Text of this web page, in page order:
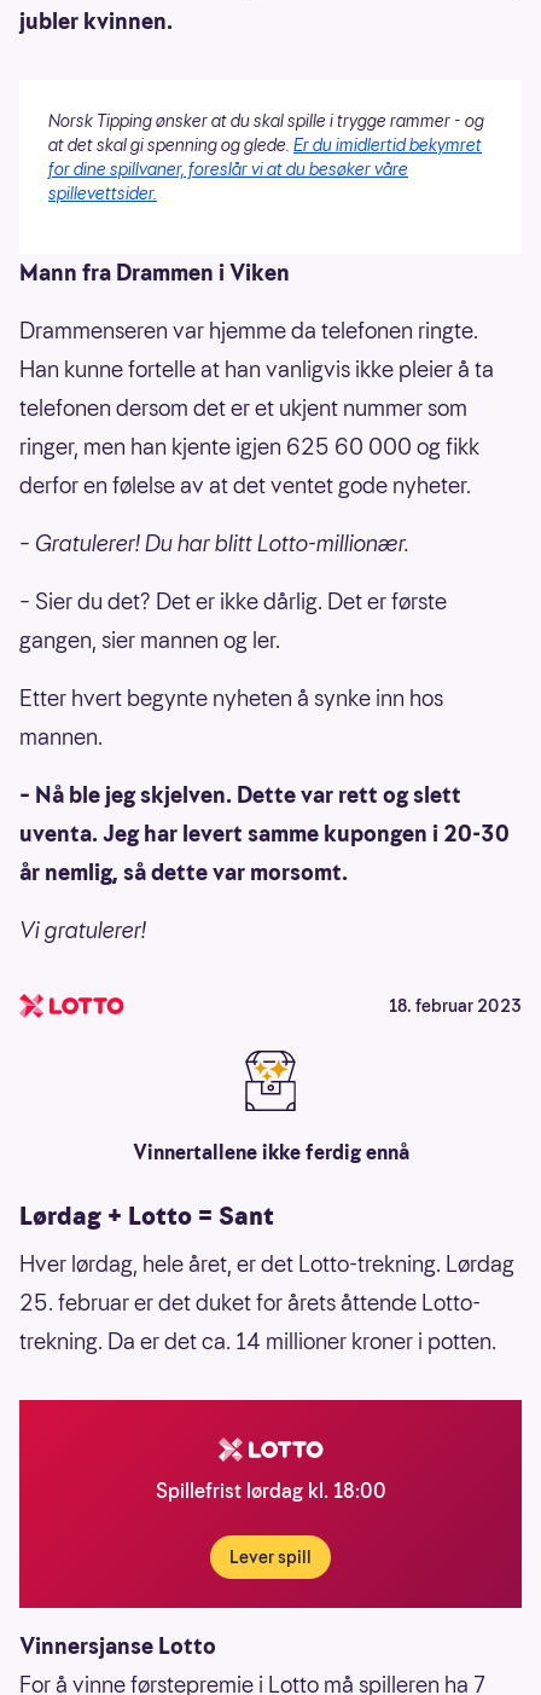
jubler kvinnen.
Norsk Tipping ønsker at du skal spille i trygge rammer - og
at det skal gi spenning og glede. Er du imidlertid bekymret
for dine spillvaner, foreslår vi at du besøker våre
spillevettsider.
Mann fra Drammen i Viken
Drammenseren var hjemme da telefonen ringte.
Han kunne fortelle at han vanligvis ikke pleier å ta
telefonen dersom det er et ukjent nummer som
ringer, men han kjente igjen 625 60 000 og fikk
derfor en følelse av at det ventet gode nyheter.
– Gratulerer! Du har blitt Lotto-millionær.
– Sier du det? Det er ikke dårlig. Det er første
gangen, sier mannen og ler.
Etter hvert begynte nyheten å synke inn hos
mannen.
– Nå ble jeg skjelven. Dette var rett og slett
uventa. Jeg har levert samme kupongen i 20-30
år nemlig, så dette var morsomt.
Vi gratulerer!
18. februar 2023
Vinnertallene ikke ferdig ennå
Lørdag + Lotto = Sant
Hver lørdag, hele året, er det Lotto-trekning. Lørdag
25. februar er det duket for årets åttende Lotto-
trekning. Da er det ca. 14 millioner kroner i potten.
Spillefrist lørdag kl. 18:00
Lever spill
Vinnersjanse Lotto
For å vinne førstepremie i Lotto må spilleren ha 7